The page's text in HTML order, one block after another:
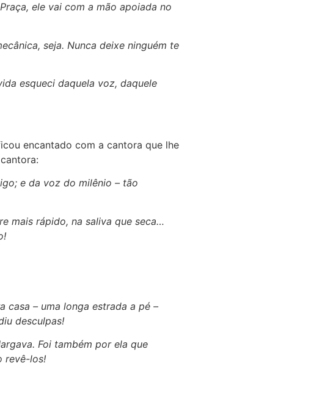
ele vai com a mão apoiada no
seja. Nunca deixe ninguém te
esqueci daquela voz, daquele
encantado com a cantora que lhe
e da voz do milênio – tão
mais rápido, na saliva que seca…
casa – uma longa estrada a pé –
desculpas!
Foi também por ela que
revê-los!